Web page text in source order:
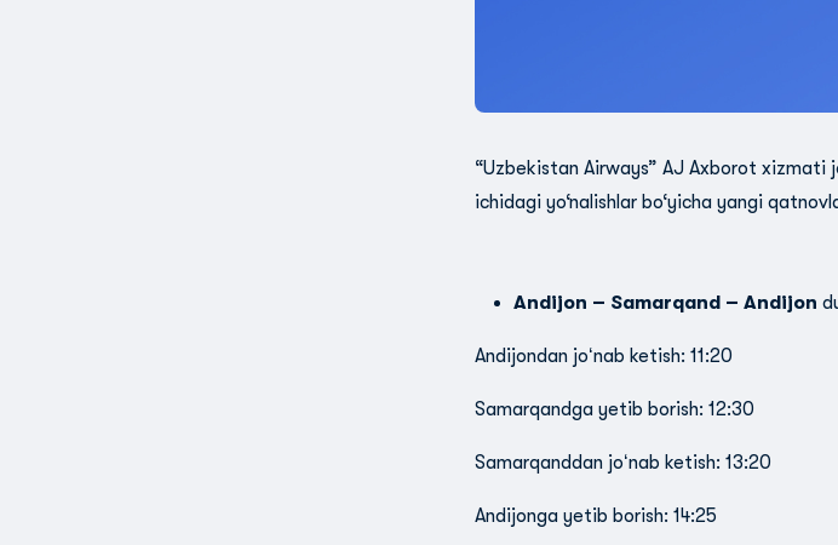
“Uzbekistan Airways” AJ Axborot xizmati
ichidagi yo‘nalishlar bo‘yicha yangi
Andijon – Samarqand – Andijon
Andijondan joʻnab ketish: 11:20
Samarqandga yetib borish: 12:30
Samarqanddan joʻnab ketish: 13:20
Andijonga yetib borish: 14:25